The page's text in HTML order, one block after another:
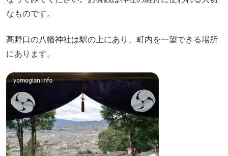
なものです。
高野口の八幡神社は駅の上にあり、町内を一望できる場所
にあります。